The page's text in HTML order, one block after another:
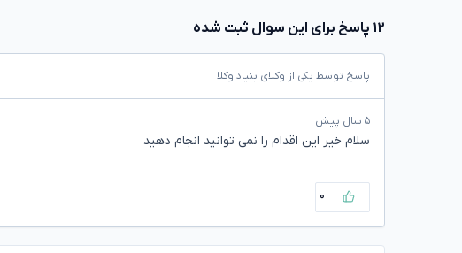
۱۲ پاسخ برای این سوال ثبت شده
پاسخ توسط یکی از وکلای بنیاد وکلا
۵ سال پیش
سلام خیر این اقدام را نمی توانید انجام دهید
۰